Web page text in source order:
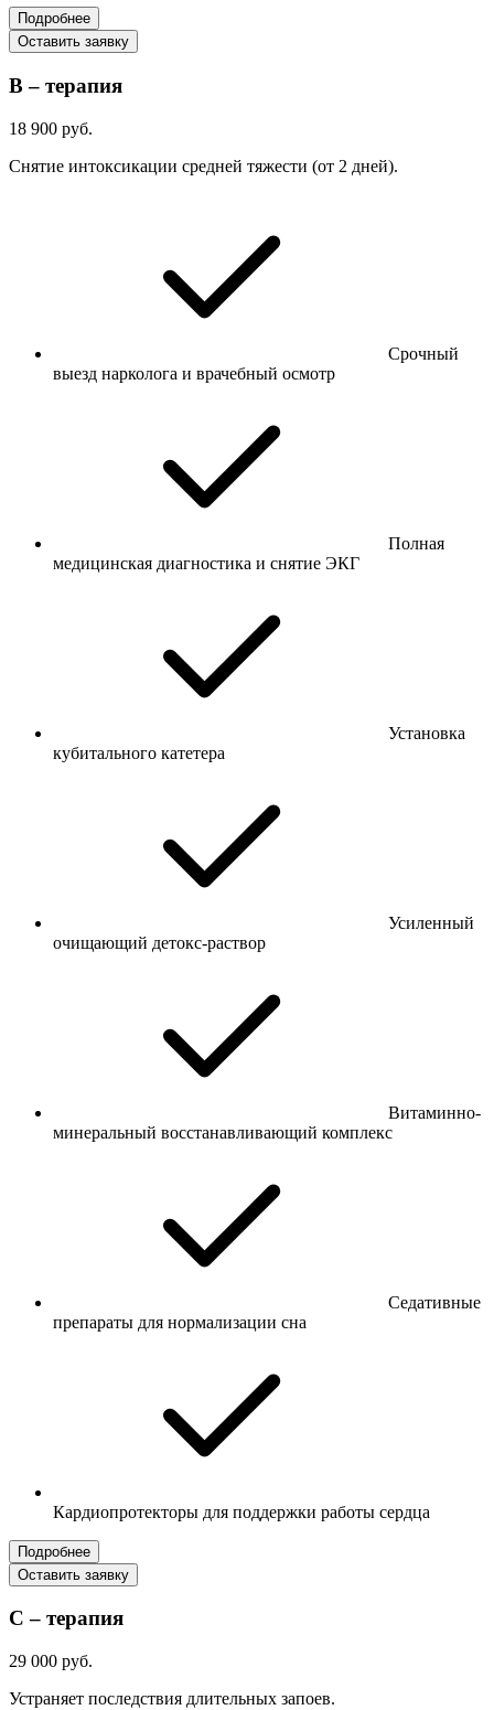
Подробнее
Оставить заявку
В – терапия
18 900 руб.
Снятие интоксикации средней тяжести (от 2 дней).
Срочный
выезд нарколога и врачебный осмотр
Полная
медицинская диагностика и снятие ЭКГ
Установка
кубитального катетера
Усиленный
очищающий детокс-раствор
Витаминно-
минеральный восстанавливающий комплекс
Седативные
препараты для нормализации сна
Кардиопротекторы для поддержки работы сердца
Подробнее
Оставить заявку
С – терапия
29 000 руб.
Устраняет последствия длительных запоев.